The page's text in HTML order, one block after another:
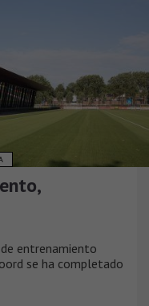
entrenamiento
se ha completado